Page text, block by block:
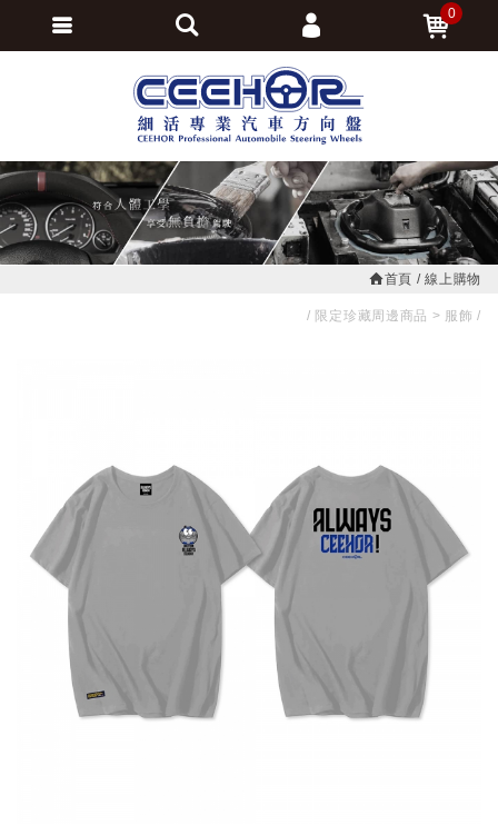
首頁 線上購物
限定珍藏周邊商品 服飾
0
會員登入
會員註冊
訂單查詢
追蹤清單
繁體中文